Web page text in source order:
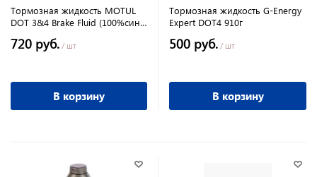
Тормозная жидкость MOTUL
DOT 3&4 Brake Fluid (100%синт)
720 руб. / шт
В корзину
Тормозная жидкость G-Energy
Expert DOT4 910г
500 руб. / шт
В корзину